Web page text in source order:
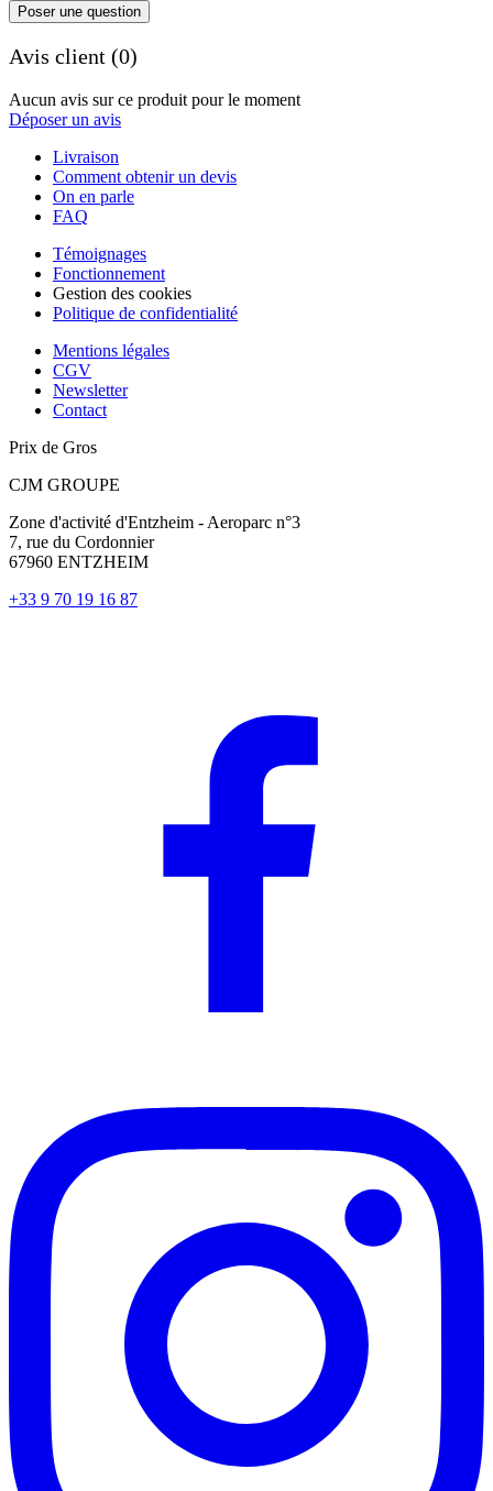
Poser une question
Avis client (0)
Aucun avis sur ce produit pour le moment
Déposer un avis
Livraison
Comment obtenir un devis
On en parle
FAQ
Témoignages
Fonctionnement
Gestion des cookies
Politique de confidentialité
Mentions légales
CGV
Newsletter
Contact
Prix de Gros
CJM GROUPE
Zone d'activité d'Entzheim - Aeroparc n°3
7, rue du Cordonnier
67960 ENTZHEIM
+33 9 70 19 16 87